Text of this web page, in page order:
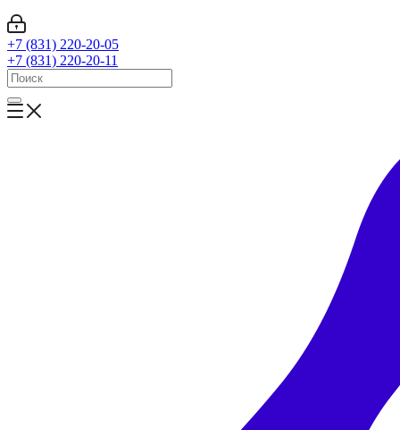
+7 (831) 220-20-05
+7 (831) 220-20-11